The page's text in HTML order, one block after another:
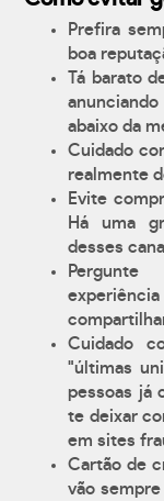
Prefira
boa
Tá barato
abaixo da
Cuidado
realmente
Evite
Há uma
desses
Cuidado
"últimas
pessoas já
te deixar
em sites
Cartão de
vão